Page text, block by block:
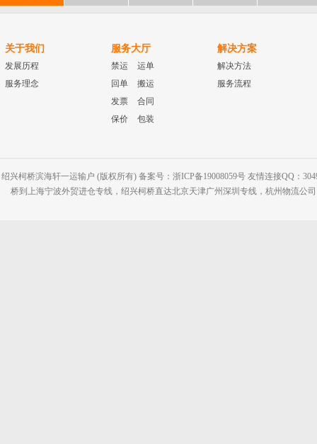
关于我们
发展历程
服务理念
服务大厅
禁运
运单
回单
搬运
发票
合同
保价
包装
解决方案
解决方法
服务流程
绍兴柯桥滨海轩一运输户 (版权所有) 备案号：浙ICP备19008059号 友情连接QQ：
桥到上海宁波外贸进仓专线，绍兴柯桥直达北京天津广州深圳专线，杭州物流公